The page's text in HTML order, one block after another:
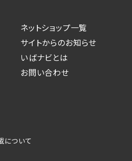
ネットショップ一覧
サイトからのお知らせ
いばナビとは
お問い合わせ
について